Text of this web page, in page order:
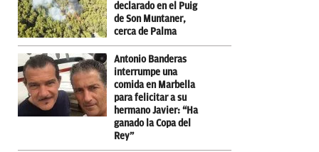
declarado en el Puig
de Son Muntaner,
cerca de Palma
Antonio Banderas
interrumpe una
comida en Marbella
para felicitar a su
hermano Javier: “Ha
ganado la Copa del
Rey”